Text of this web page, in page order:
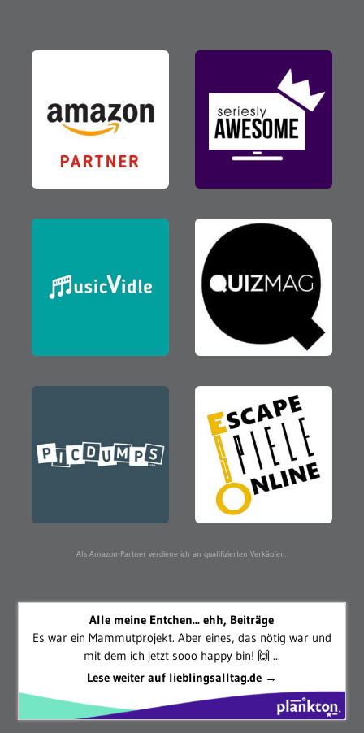
Als Amazon-Partner verdiene ich an qualifizierten Verkäufen.
Alle meine Entchen... ehh, Beiträge
Es war ein Mammutprojekt. Aber eines, das nötig war und
mit dem ich jetzt sooo happy bin! 🙌 ...
Lese weiter auf lieblingsalltag.de →